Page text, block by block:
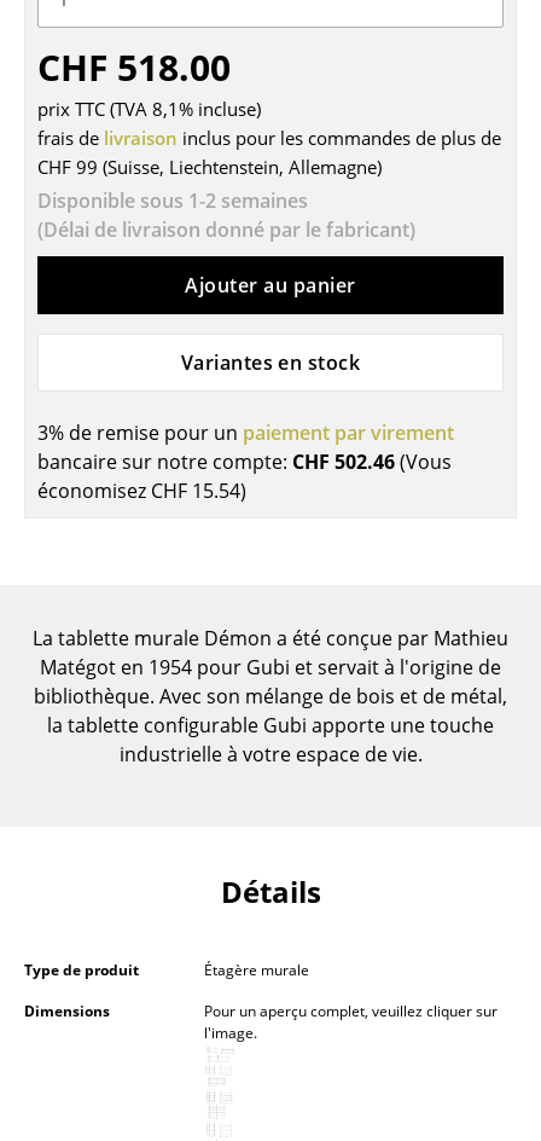
Tables
Tables de repas
Tables d’appoint
Tables basses
Bureaux & Secrétaires
Secrétaires & Tables PC
Tables de conférence et Pupitres
Tables hautes & Pupitres
Tables enfants
Table de jardin
Rangements
Étagères & Armoires
Bibliothèques
Caissons roulants et Meubles d’appoint
Meubles de bar
Petits rangements
CHF 518.00
prix TTC (TVA 8,1% incluse)
frais de livraison inclus pour les commandes de plus de
CHF 99 (Suisse, Liechtenstein, Allemagne)
Disponible sous 1-2 semaines
(Délai de livraison donné par le fabricant)
Ajouter au panier
Variantes en stock
3% de remise pour un paiement par virement
bancaire sur notre compte: CHF 502.46(Vous
économisez CHF 15.54)
La tablette murale Démon a été conçue par Mathieu
Matégot en 1954 pour Gubi et servait à l'origine de
bibliothèque. Avec son mélange de bois et de métal,
la tablette configurable Gubi apporte une touche
industrielle à votre espace de vie.
Détails
Type de produit
Étagère murale
Dimensions
Pour un aperçu complet, veuillez cliquer sur
l'image.